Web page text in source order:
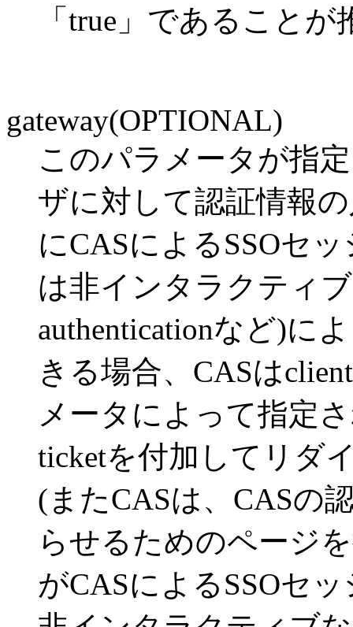
「true」であること
gateway(OPTIONAL)
このパラメータが指
ザに対して認証情報
にCASによるSSOセ
は非インタラクティ
authenticationなど)に
きる場合、CASは
メータによって指定
ticketを付加してリダ
(またCASは、CASの
らせるためのページ
がCASによるSSOセ